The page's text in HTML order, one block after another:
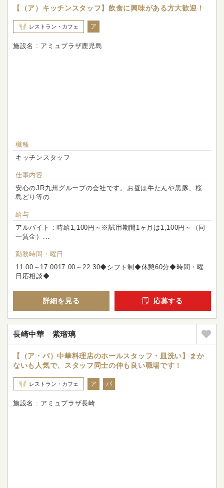
【（ア）キッチンスタッフ】飲食に興味がある方大歓迎！
レストラン・カフェ ア
施設名 : アミュプラザ鹿児島
職種
キッチンスタッフ
仕事内容
安心のJR九州グループの会社です。お昼は牛たんや黒豚、桜
島どり等の...
給与
アルバイト：時給1,100円～※試用期間1ヶ月は1,100円～（同
一賃金）...
勤務時間・曜日
11:00～17:0017:00～22:30◆シフト制◆休憩60分◆時間・曜
日応相談◆...
詳細を見る 応募する
長崎中華 紫瑠璃
【（ア・パ）中華料理店のホールスタッフ・皿洗い】まか
ないも人気で、スタッフ同士の仲も良い職場です！
レストラン・カフェ ア パ
施設名 : アミュプラザ長崎